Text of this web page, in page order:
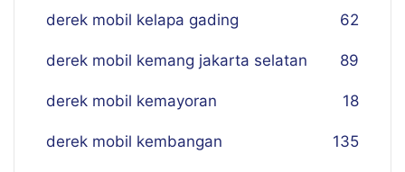
derek mobil kelapa gading 62
derek mobil kemang jakarta selatan 89
derek mobil kemayoran 18
derek mobil kembangan 135